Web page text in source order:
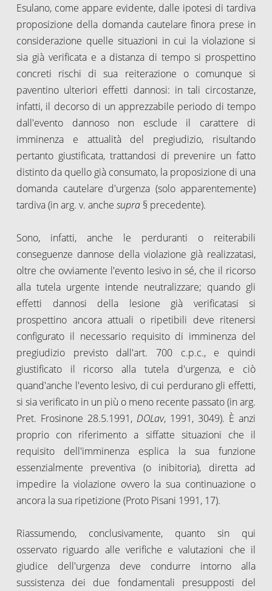
Esulano, come appare evidente, dalle ipotesi di tardiva
proposizione della domanda cautelare finora prese in
considerazione quelle situazioni in cui la violazione si
sia già verificata e a distanza di tempo si prospettino
concreti rischi di sua reiterazione o comunque si
paventino ulteriori effetti dannosi: in tali circostanze,
infatti, il decorso di un apprezzabile periodo di tempo
dall'evento dannoso non esclude il carattere di
imminenza e attualità del pregiudizio, risultando
pertanto giustificata, trattandosi di prevenire un fatto
distinto da quello già consumato, la proposizione di una
domanda cautelare d'urgenza (solo apparentemente)
tardiva (in arg. v. anche supra § precedente).
Sono, infatti, anche le perduranti o reiterabili
conseguenze dannose della violazione già realizzatasi,
oltre che ovviamente l'evento lesivo in sé, che il ricorso
alla tutela urgente intende neutralizzare; quando gli
effetti dannosi della lesione già verificatasi si
prospettino ancora attuali o ripetibili deve ritenersi
configurato il necessario requisito di imminenza del
pregiudizio previsto dall'art. 700 c.p.c., e quindi
giustificato il ricorso alla tutela d'urgenza, e ciò
quand'anche l'evento lesivo, di cui perdurano gli effetti,
si sia verificato in un più o meno recente passato (in arg.
Pret. Frosinone 28.5.1991, DOLav, 1991, 3049). È anzi
proprio con riferimento a siffatte situazioni che il
requisito dell'imminenza esplica la sua funzione
essenzialmente preventiva (o inibitoria), diretta ad
impedire la violazione ovvero la sua continuazione o
ancora la sua ripetizione (Proto Pisani 1991, 17).
Riassumendo, conclusivamente, quanto sin qui
osservato riguardo alle verifiche e valutazioni che il
giudice dell'urgenza deve condurre intorno alla
sussistenza dei due fondamentali presupposti del